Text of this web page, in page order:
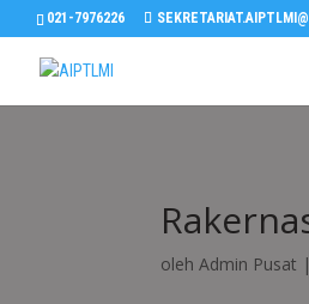
021-7976226
olehAdmin Pusat |